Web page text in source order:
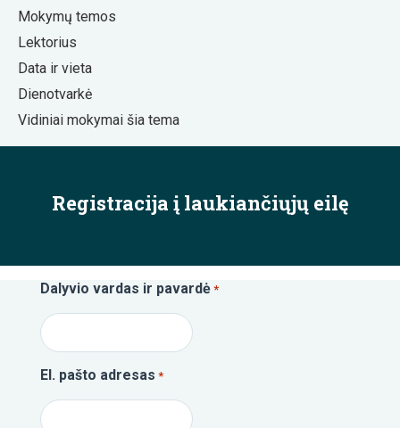
Mokymų temos
Lektorius
Data ir vieta
Dienotvarkė
Vidiniai mokymai šia tema
Registracija į laukiančiųjų eilę
Dalyvio vardas ir pavardė *
El. pašto adresas *